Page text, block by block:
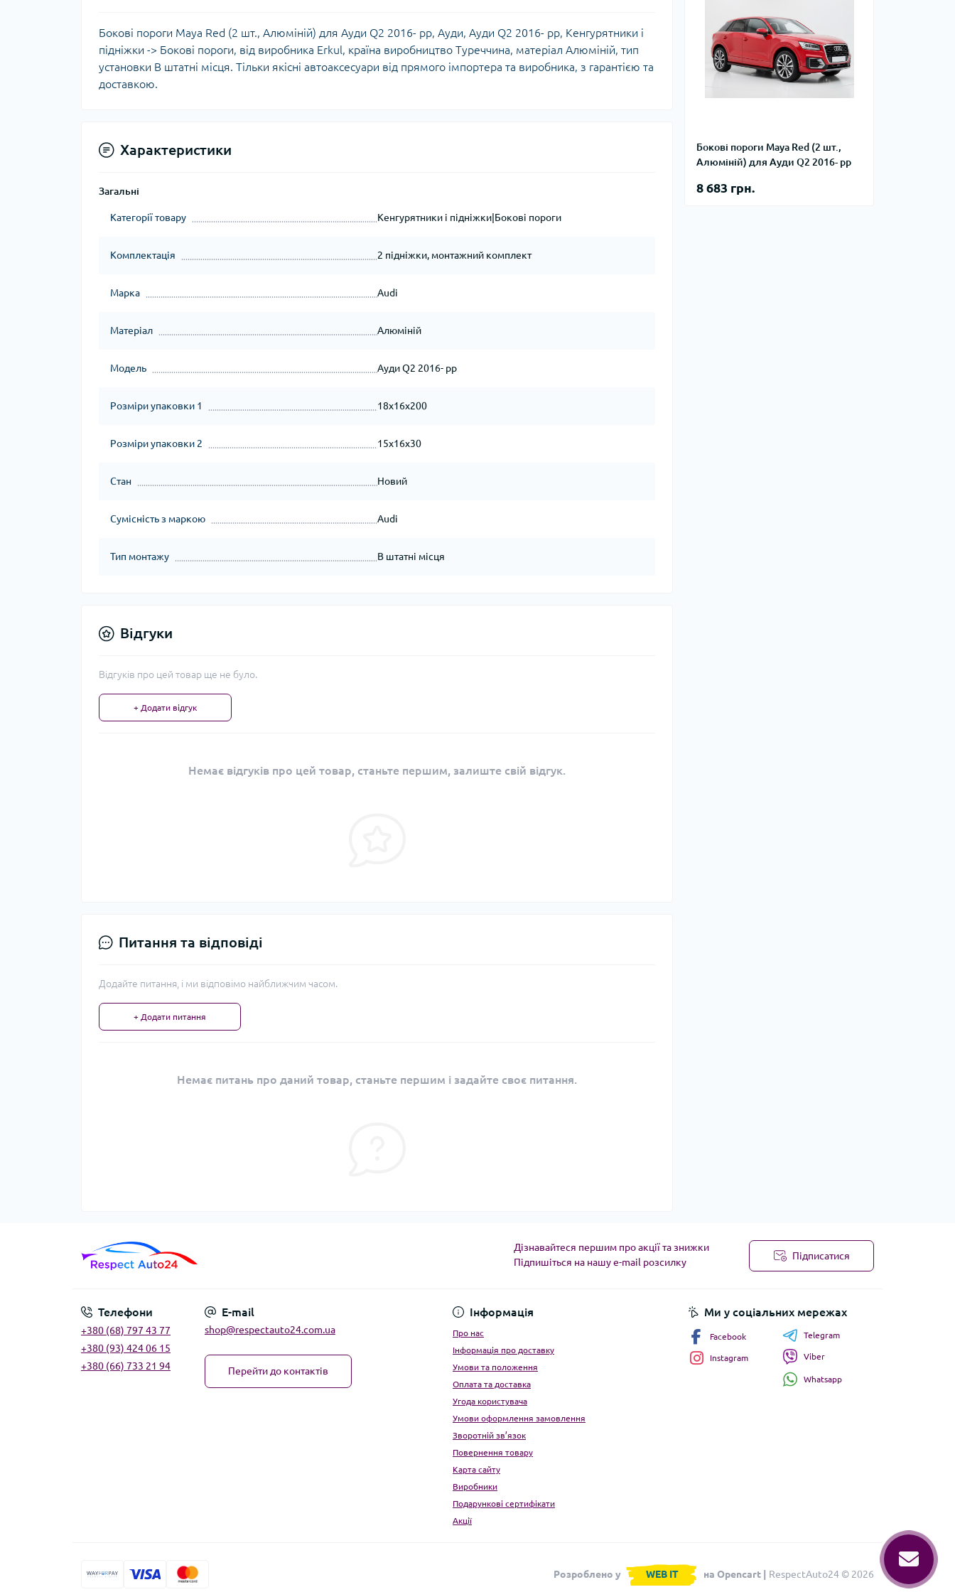
Бокові пороги Maya Red (2 шт.,
Алюміній) для Ауди Q2 2016- рр
8 683 грн.
Бокові пороги Maya Red (2 шт., Алюміній) для Ауди Q2 2016- рр, Ауди, Ауди Q2 2016- рр, Кенгурятники і
підніжки -> Бокові пороги, від виробника Erkul, країна виробництво Туреччина, матеріал Алюміній, тип
установки В штатні місця. Тільки якісні автоаксесуари від прямого імпортера та виробника, з гарантією та
доставкою.
Характеристики
Загальні
Категорії товару Кенгурятники і підніжки|Бокові пороги
Комплектація 2 підніжки, монтажний комплект
Марка Audi
Матеріал Алюміній
Модель Ауди Q2 2016- рр
Розміри упаковки 1 18x16x200
Розміри упаковки 2 15x16x30
Стан Новий
Сумісність з маркою Audi
Тип монтажу В штатні місця
Відгуки
Відгуків про цей товар ще не було.
+ Додати відгук
Немає відгуків про цей товар, станьте першим, залиште свій відгук.
Питання та відповіді
Додайте питання, і ми відповімо найближчим часом.
+ Додати питання
Немає питань про даний товар, станьте першим і задайте своє питання.
Дізнавайтеся першим про акції та знижки
Підпишіться на нашу e-mail розсилку
Підписатися
Телефони
+380 (68) 797 43 77
+380 (93) 424 06 15
+380 (66) 733 21 94
E-mail
shop@respectauto24.com.ua
Перейти до контактів
Інформація
Про нас
Інформація про доставку
Умови та положення
Оплата та доставка
Угода користувача
Умови оформлення замовлення
Зворотній зв’язок
Повернення товару
Карта сайту
Виробники
Подарункові сертифікати
Акції
Ми у соціальних мережах
Facebook
Instagram
Telegram
Viber
Whatsapp
Розроблено у WEB IT на Opencart | RespectAuto24 © 2026